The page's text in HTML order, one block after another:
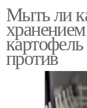
Мыть ли
против